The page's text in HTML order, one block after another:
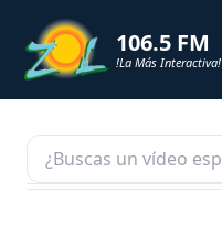
106.5 FM
!La Más Interactiva!
NOTICIAS